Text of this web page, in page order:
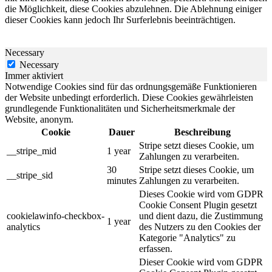
die Möglichkeit, diese Cookies abzulehnen. Die Ablehnung einiger
dieser Cookies kann jedoch Ihr Surferlebnis beeinträchtigen.
Necessary
Necessary
Immer aktiviert
Notwendige Cookies sind für das ordnungsgemäße Funktionieren
der Website unbedingt erforderlich. Diese Cookies gewährleisten
grundlegende Funktionalitäten und Sicherheitsmerkmale der
Website, anonym.
Cookie
Dauer
Beschreibung
__stripe_mid
1 year
Stripe setzt dieses Cookie, um
Zahlungen zu verarbeiten.
__stripe_sid
30
minutes
Stripe setzt dieses Cookie, um
Zahlungen zu verarbeiten.
cookielawinfo-checkbox-
analytics
1 year
Dieses Cookie wird vom GDPR
Cookie Consent Plugin gesetzt
und dient dazu, die Zustimmung
des Nutzers zu den Cookies der
Kategorie "Analytics" zu
erfassen.
Dieser Cookie wird vom GDPR